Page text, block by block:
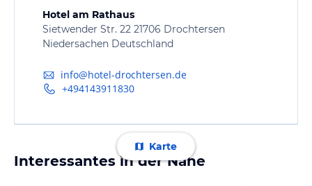
Hotel am Rathaus
Sietwender Str. 22 21706 Drochtersen
Niedersachen Deutschland
info@hotel-drochtersen.de
+494143911830
Karte
Interessantes in der Nähe